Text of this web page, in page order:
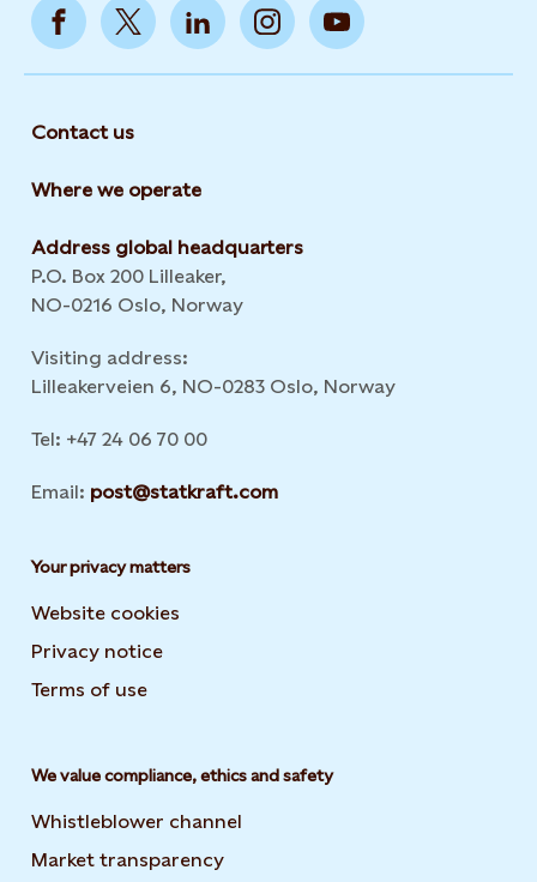
Contact us
Where we operate
Address global headquarters
P.O. Box 200 Lilleaker,
NO-0216 Oslo, Norway
Visiting address:
Lilleakerveien 6, NO-0283 Oslo, Norway
Tel: +47 24 06 70 00
Email: post@statkraft.com
Your privacy matters
Website cookies
Privacy notice
Terms of use
We value compliance, ethics and safety
Whistleblower channel
Market transparency